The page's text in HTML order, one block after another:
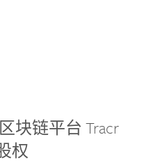
块链平台 Tracr
权